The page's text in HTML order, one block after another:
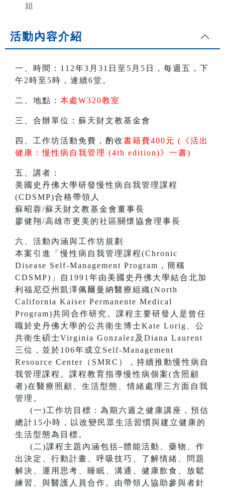
姐
活動內容介紹
一、時間：112年3月31日至5月5日，每週五，下
午2時至5時，連續6堂。
二、地點： 本處W320教室
三、合辦單位：蘇天財文教基金會
四、工作坊活動免費，酌收書籍費400元 (《活出
健康：慢性病自我管理 (4th edition)》一書)
五、講者：
美國史丹佛大學研發慢性病自我管理課程
(CDSMP)合格帶領人
蘇昭蓉/蘇天財文教基金會董事長
廖健翔/高雄市更美的社區關懷協會理事長
六、活動內涵與工作坊規劃
本案引進「慢性病自我管理課程(Chronic
Disease Self-Management Program，簡稱
CDSMP)」自1991年由美國史丹佛大學結合北加
利福尼亞州凱澤佩爾曼納醫療組織(North
California Kaiser Permanente Medical
Program)共同合作研究。課程主要研發人是曾任
職於史丹佛大學的公共衛生博士Kate Lorig、公
共衛生碩士Virginia Gonzalez及Diana Laurent
三位，並於106年成立Self-Management
Resource Center（SMRC），持續推動慢性病自
我管理課程。課程教育指導慢性病個案(含照顧
者)在醫療照顧、生活型態、情緒處理三方面自我
管理。
(一)工作坊目標：為期六週之健康講座，預估
總計15小時，以改變民眾生活習慣與建立健康的
生活型態為目標。
(二)課程主題內涵包括–體能活動、藥物、作
出決定、行動計畫、呼吸技巧、了解情緒、問題
解決、運用思考、睡眠、溝通、健康飲食、放鬆
練習、與醫護人員合作。由帶領人協助參與者針